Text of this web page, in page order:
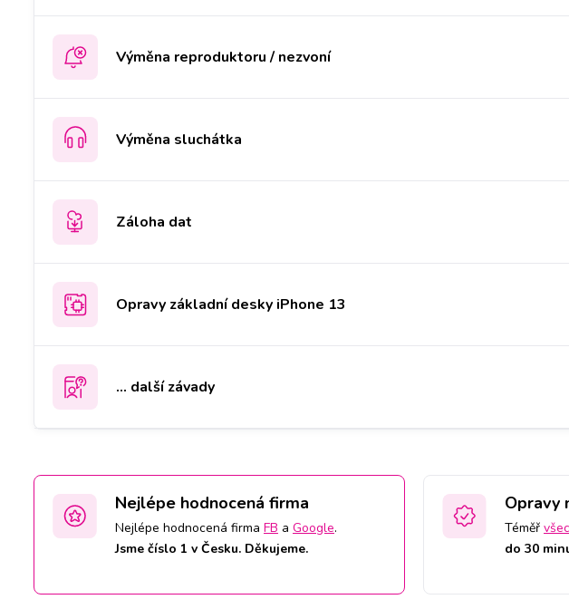
Výměna reproduktoru / nezvoní
Výměna sluchátka
Záloha dat
Opravy základní desky iPhone 13
... další závady
Nejlépe hodnocená firma
Nejlépe hodnocená firma FB a Google.
Jsme číslo 1 v Česku. Děkujeme.
Opravy
Téměř
do 30